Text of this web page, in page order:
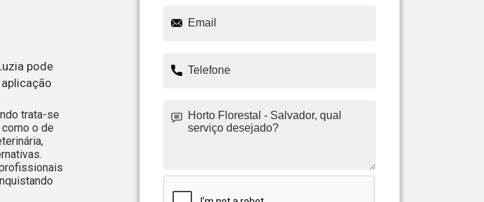
pode
trata-se
o de